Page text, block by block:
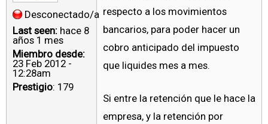
Desconectado/a
Last seen: hace 8
años 1 mes
Miembro desde:
23 Feb 2012 -
12:28am
Prestigio: 179
respecto a los movimientos
bancarios, para poder hacer un
cobro anticipado del impuesto
que liquides mes a mes.
Si entre la retención que le hace la
empresa, y la retención por